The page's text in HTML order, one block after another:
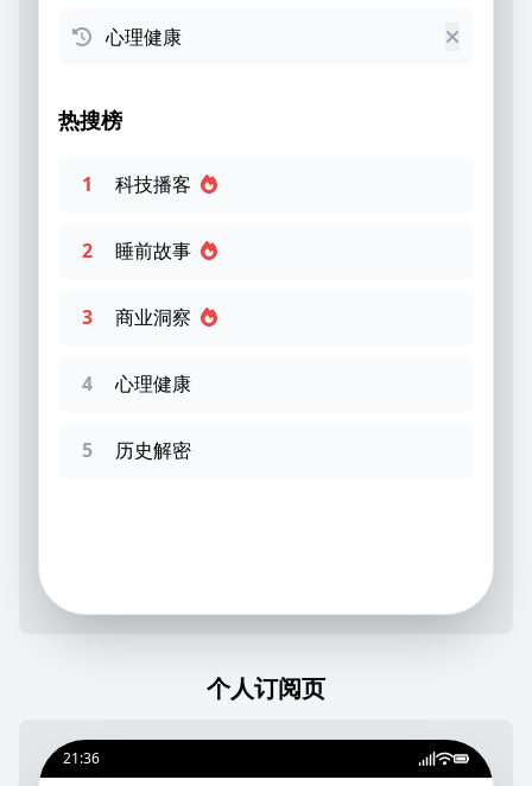
心理健康
热搜榜
1 科技播客
2 睡前故事
3 商业洞察
4 心理健康
5 历史解密
个人订阅页
21:36